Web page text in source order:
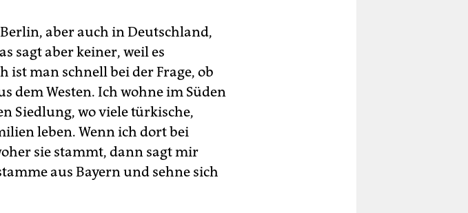
aber auch in Deutschland,
sagt aber keiner, weil es
ist man schnell bei der Frage, ob
dem Westen. Ich wohne im Süden
Siedlung, wo viele türkische,
leben. Wenn ich dort bei
sie stammt, dann sagt mir
aus Bayern und sehne sich